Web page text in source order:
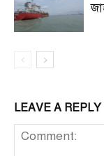
LEAVE A REPLY